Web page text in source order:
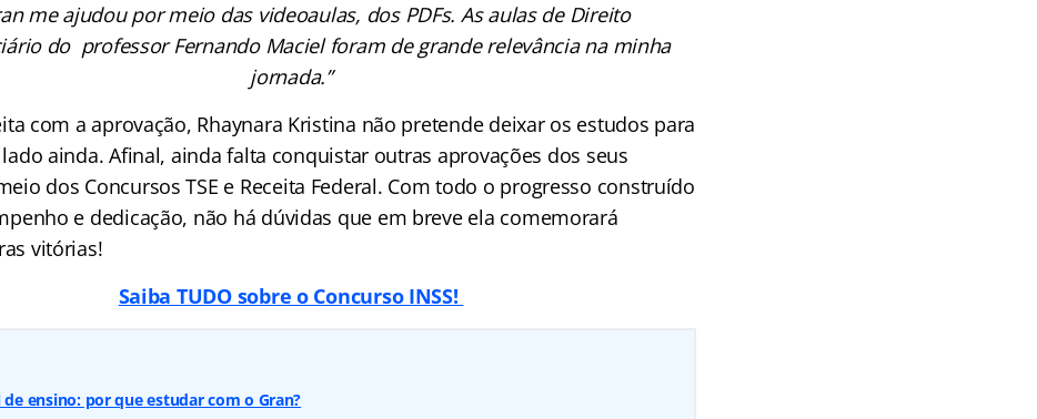
me ajudou por meio das videoaulas, dos PDFs. As aulas de Direito
do professor Fernando Maciel foram de grande relevância na minha
jornada.”
com a aprovação, Rhaynara Kristina não pretende deixar os estudos para
ainda. Afinal, ainda falta conquistar outras aprovações dos seus
dos Concursos TSE e Receita Federal. Com todo o progresso construído
e dedicação, não há dúvidas que em breve ela comemorará
vitórias!
Saiba TUDO sobre o Concurso INSS!
de ensino: por que estudar com o Gran?